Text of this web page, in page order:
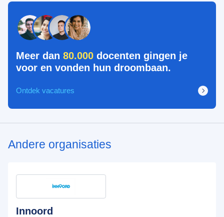
Meer dan 80.000 docenten gingen je
voor en vonden hun droombaan.
Ontdek vacatures
Andere organisaties
Innoord